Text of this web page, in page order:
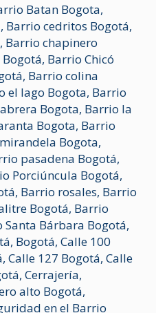
Batan Bogota,
, Barrio cedritos Bogotá,
, Barrio chapinero
, Barrio Chicó
, Barrio colina
el lago Bogota, Barrio
Bogota, Barrio la
Bogota, Barrio
Bogota,
pasadena Bogotá,
Porciúncula Bogotá,
, Barrio rosales, Barrio
Bogotá, Barrio
Santa Bárbara Bogotá,
, Bogotá,Calle 100
,Calle 127 Bogotá,Calle
,Cerrajería,
alto Bogotá,
en el Barrio